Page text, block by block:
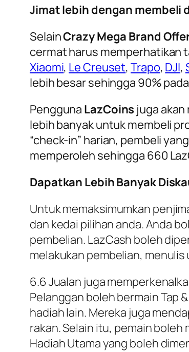
Jimat lebih dengan membeli
SelainCrazy Mega Brand
cermat harus memperhatikan
Xiaomi, Le Creuset,Trapo, DJI,
lebih besar sehingga 90%
Pengguna LazCoins juga
lebih banyak untuk membeli
“check-in” harian, pembeli
memperoleh sehingga 660
Dapatkan Lebih Banyak
Untuk memaksimumkan
dan kedai pilihan anda. Anda
pembelian. LazCash boleh
melakukan pembelian, menulis
6.6 Jualan juga
Pelanggan boleh bermainTap
hadiah lain. Mereka juga
rakan. Selain itu, pemain
Hadiah Utama yang boleh